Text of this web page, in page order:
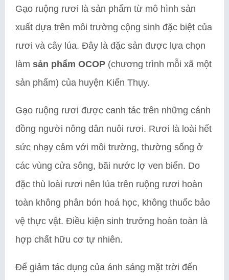
Gạo ruộng rươi là sản phẩm từ mô hình sản
xuất dựa trên môi trường cộng sinh đặc biệt của
rươi và cây lúa. Đây là đặc sản được lựa chọn
làm sản phẩm OCOP (chương trình mỗi xã một
sản phẩm) của huyện Kiến Thụy.
Gạo ruộng rươi được canh tác trên những cánh
đồng người nông dân nuôi rươi. Rươi là loài hết
sức nhạy cảm với môi trường, thường sống ở
các vùng cửa sông, bãi nước lợ ven biển. Do
đặc thù loài rươi nên lúa trên ruộng rươi hoàn
toàn không phân bón hoá học, không thuốc bảo
vệ thực vật. Điều kiện sinh trưởng hoàn toàn là
hợp chất hữu cơ tự nhiên.
Để giảm tác dụng của ánh sáng mặt trời đến